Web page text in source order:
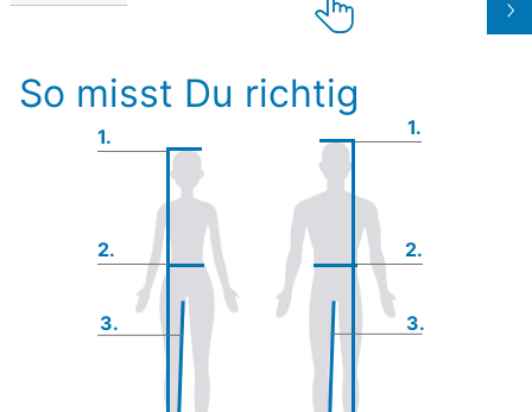
So misst Du richtig
1. 1.
2. 2.
3. 3.